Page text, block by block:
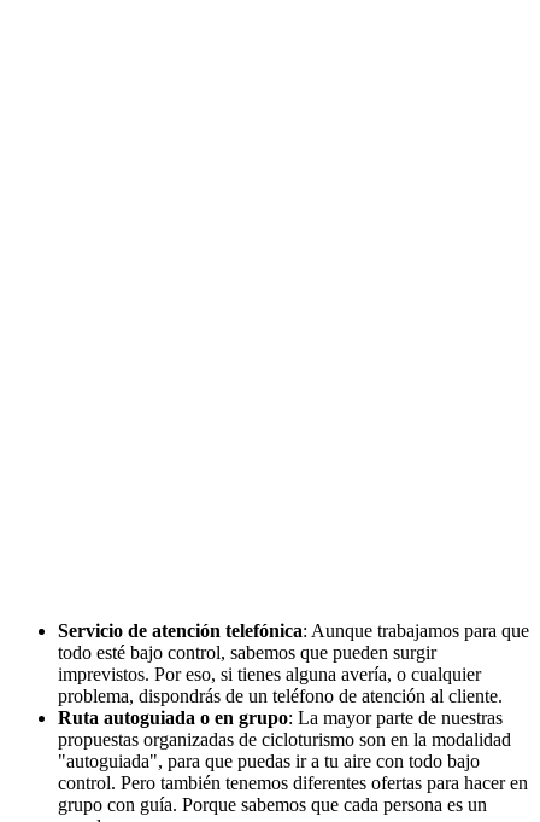
Servicio de atención telefónica: Aunque trabajamos para que
todo esté bajo control, sabemos que pueden surgir
imprevistos. Por eso, si tienes alguna avería, o cualquier
problema, dispondrás de un teléfono de atención al cliente.
Ruta autoguiada o en grupo: La mayor parte de nuestras
propuestas organizadas de cicloturismo son en la modalidad
"autoguiada", para que puedas ir a tu aire con todo bajo
control. Pero también tenemos diferentes ofertas para hacer en
grupo con guía. Porque sabemos que cada persona es un